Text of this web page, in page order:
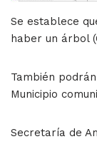
Se establece
haber un árbol
También
Municipio
Secretaría de